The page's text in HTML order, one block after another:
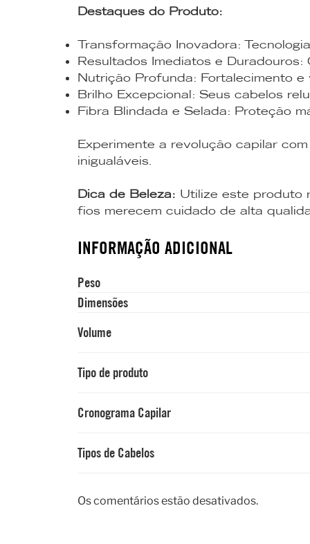
Destaques do Produto:
Transformação Inovadora:
Resultados Imediatos e
Nutrição Profunda: Fortalecimento e
Brilho Excepcional: Seus cabelos
Fibra Blindada e Selada: Proteção
Experimente a revolução capilar
inigualáveis.
Dica de Beleza: Utilize este produto
fios merecem cuidado de alta
INFORMAÇÃO ADICIONAL
Peso
Dimensões
Volume
Tipo de produto
Cronograma Capilar
Tipos de Cabelos
Os comentários estão desativados.